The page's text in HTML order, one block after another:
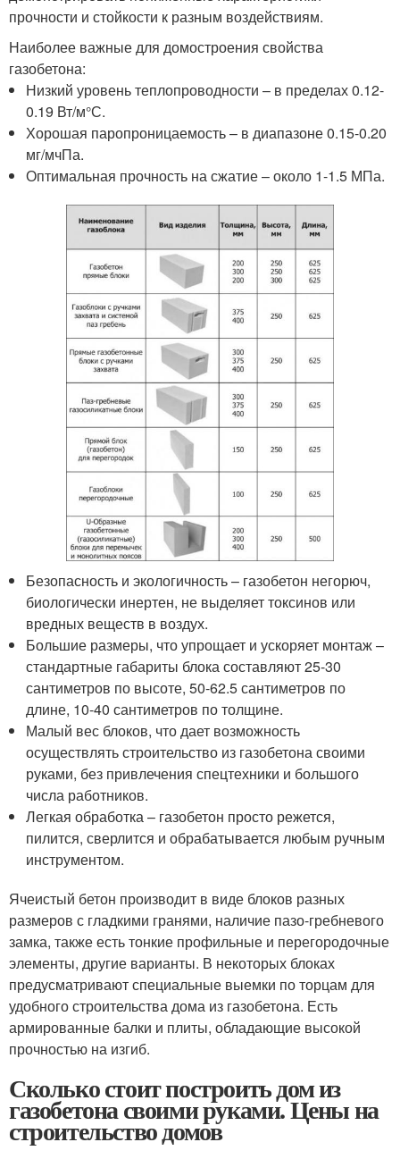
прочности и стойкости к разным воздействиям.
Наиболее важные для домостроения свойства
газобетона:
Низкий уровень теплопроводности – в пределах 0.12-
0.19 Вт/м°С.
Хорошая паропроницаемость – в диапазоне 0.15-0.20
мг/мчПа.
Оптимальная прочность на сжатие – около 1-1.5 МПа.
Безопасность и экологичность – газобетон негорюч,
биологически инертен, не выделяет токсинов или
вредных веществ в воздух.
Большие размеры, что упрощает и ускоряет монтаж –
стандартные габариты блока составляют 25-30
сантиметров по высоте, 50-62.5 сантиметров по
длине, 10-40 сантиметров по толщине.
Малый вес блоков, что дает возможность
осуществлять строительство из газобетона своими
руками, без привлечения спецтехники и большого
числа работников.
Легкая обработка – газобетон просто режется,
пилится, сверлится и обрабатывается любым ручным
инструментом.
Ячеистый бетон производит в виде блоков разных
размеров с гладкими гранями, наличие пазо-гребневого
замка, также есть тонкие профильные и перегородочные
элементы, другие варианты. В некоторых блоках
предусматривают специальные выемки по торцам для
удобного строительства дома из газобетона. Есть
армированные балки и плиты, обладающие высокой
прочностью на изгиб.
Сколько стоит построить дом из
газобетона своими руками. Цены на
строительство домов